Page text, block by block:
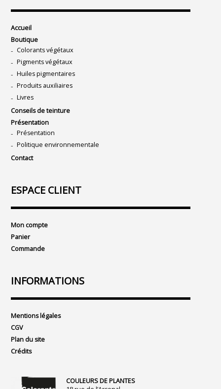
Accueil
Boutique
Colorants végétaux
Pigments végétaux
Huiles pigmentaires
Produits auxiliaires
Livres
Conseils de teinture
Présentation
Présentation
Politique environnementale
Contact
ESPACE CLIENT
Mon compte
Panier
Commande
INFORMATIONS
Mentions légales
CGV
Plan du site
Crédits
COULEURS DE PLANTES